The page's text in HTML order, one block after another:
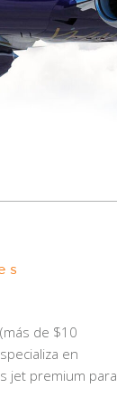
de $10
en
jet premium para